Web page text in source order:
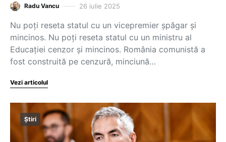
Radu Vancu 26 iulie 2025
Nu poți reseta statul cu un vicepremier șpăgar și
mincinos. Nu poți reseta statul cu un ministru al
Educației cenzor și mincinos. România comunistă a
fost construită pe cenzură, minciună…
Vezi articolul
Știri